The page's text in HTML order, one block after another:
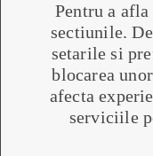
Pentru a
sectiunile.
setarile si
blocarea
afecta
serviciile